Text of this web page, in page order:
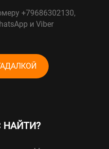
+79686302130,
и Viber
НАЙТИ?